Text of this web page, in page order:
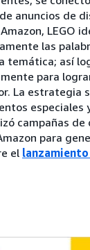
anuncios de
LEGO
las
temática; así
para
La estrategia
especiales
campañas de
para
el